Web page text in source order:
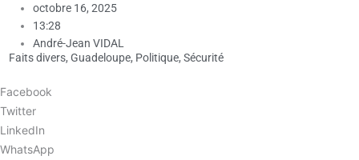
octobre 16, 2025
13:28
André-Jean VIDAL
Faits divers, Guadeloupe, Politique, Sécurité
Facebook
Twitter
LinkedIn
WhatsApp